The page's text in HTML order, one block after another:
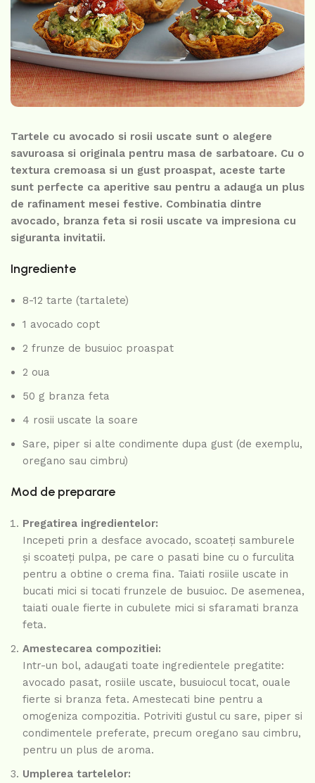
Tartele cu avocado si rosii uscate sunt o alegere
savuroasa si originala pentru masa de sarbatoare. Cu o
textura cremoasa si un gust proaspat, aceste tarte
sunt perfecte ca aperitive sau pentru a adauga un plus
de rafinament mesei festive. Combinatia dintre
avocado, branza feta si rosii uscate va impresiona cu
siguranta invitatii.
Ingrediente
8-12 tarte (tartalete)
1 avocado copt
2 frunze de busuioc proaspat
2 oua
50 g branza feta
4 rosii uscate la soare
Sare, piper si alte condimente dupa gust (de exemplu,
oregano sau cimbru)
Mod de preparare
Pregatirea ingredientelor:
Incepeti prin a desface avocado, scoateți samburele
și scoateți pulpa, pe care o pasati bine cu o furculita
pentru a obtine o crema fina. Taiati rosiile uscate in
bucati mici si tocati frunzele de busuioc. De asemenea,
taiati ouale fierte in cubulete mici si sfaramati branza
feta.
Amestecarea compozitiei:
Intr-un bol, adaugati toate ingredientele pregatite:
avocado pasat, rosiile uscate, busuiocul tocat, ouale
fierte si branza feta. Amestecati bine pentru a
omogeniza compozitia. Potriviti gustul cu sare, piper si
condimentele preferate, precum oregano sau cimbru,
pentru un plus de aroma.
Umplerea tartelelor: